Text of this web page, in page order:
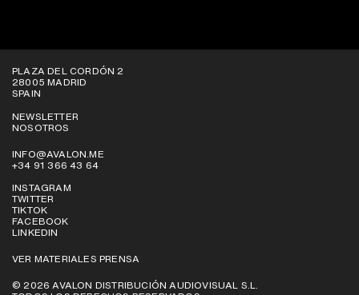
PLAZA DEL CORDÓN 2
28005 MADRID
SPAIN
NEWSLETTER
NOSOTROS
INFO@AVALON.ME
+34 91 366 43 64
INSTAGRAM
TWITTER
TIKTOK
FACEBOOK
LINKEDIN
VER MATERIALES PRENSA
© 2026 AVALON DISTRIBUCIÓN AUDIOVISUAL S.L.